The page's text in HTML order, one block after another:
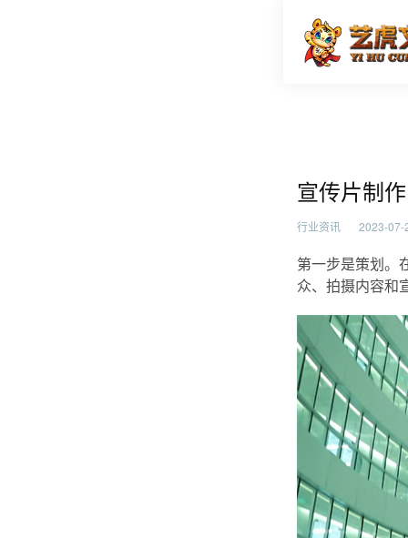
宣传片
宣传片制
行业资讯 2023-07-
第一步是策划。
众、拍摄内容和